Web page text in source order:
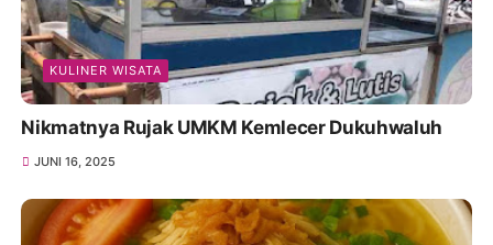
KULINER WISATA
Nikmatnya Rujak UMKM Kemlecer Dukuhwaluh
JUNI 16, 2025